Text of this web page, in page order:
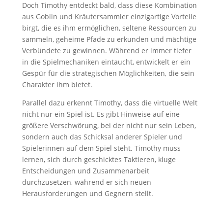
Doch Timothy entdeckt bald, dass diese Kombination
aus Goblin und Kräutersammler einzigartige Vorteile
birgt, die es ihm ermöglichen, seltene Ressourcen zu
sammeln, geheime Pfade zu erkunden und mächtige
Verbündete zu gewinnen. Während er immer tiefer
in die Spielmechaniken eintaucht, entwickelt er ein
Gespür für die strategischen Möglichkeiten, die sein
Charakter ihm bietet.
Parallel dazu erkennt Timothy, dass die virtuelle Welt
nicht nur ein Spiel ist. Es gibt Hinweise auf eine
größere Verschwörung, bei der nicht nur sein Leben,
sondern auch das Schicksal anderer Spieler und
Spielerinnen auf dem Spiel steht. Timothy muss
lernen, sich durch geschicktes Taktieren, kluge
Entscheidungen und Zusammenarbeit
durchzusetzen, während er sich neuen
Herausforderungen und Gegnern stellt.